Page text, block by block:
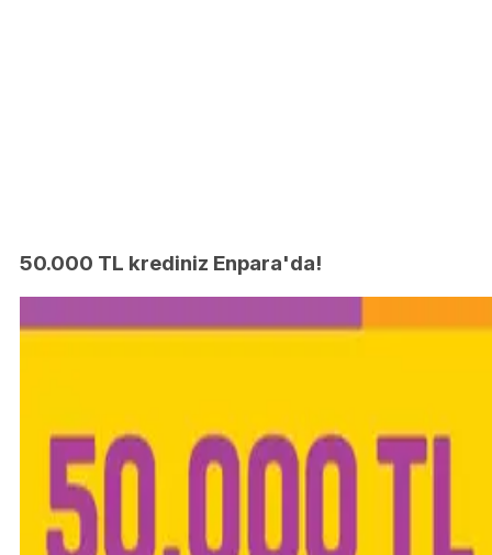
50.000 TL krediniz Enpara'da!